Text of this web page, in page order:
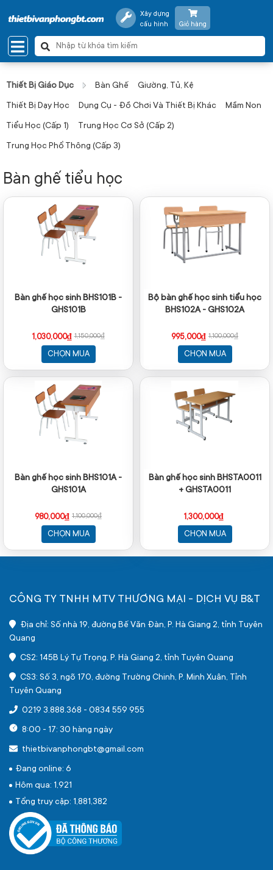
Xây dựng
cấu hình
Giỏ hàng
Thiết Bị Giáo Dục Bàn Ghế Giường, Tủ, Kệ
Thiết Bị Dạy Học Dụng Cụ - Đồ Chơi Và Thiết Bị Khác Mầm Non
Tiểu Học (Cấp 1) Trung Học Cơ Sở (Cấp 2)
Trung Học Phổ Thông (Cấp 3)
Bàn ghế tiểu học
Bàn ghế học sinh BHS101B -
GHS101B
1,030,000₫ 1,150,000₫
CHỌN MUA
Bộ bàn ghế học sinh tiểu học
BHS102A - GHS102A
995,000₫ 1,100,000₫
CHỌN MUA
Bàn ghế học sinh BHS101A -
GHS101A
980,000₫ 1,100,000₫
CHỌN MUA
Bàn ghế học sinh BHSTA0011
+ GHSTA0011
1,300,000₫
CHỌN MUA
CÔNG TY TNHH MTV THƯƠNG MẠI - DỊCH VỤ B&T
Địa chỉ: Số nhà 19, đường Bế Văn Đàn, P. Hà Giang 2, tỉnh Tuyên
Quang
CS2: 145B Lý Tự Trọng, P. Hà Giang 2, tỉnh Tuyên Quang
CS3: Số 3, ngõ 170, đường Trường Chinh, P. Minh Xuân, Tỉnh
Tuyên Quang
0219 3.888.368 - 0834 559 955
8:00 - 17: 30 hàng ngày
thietbivanphongbt@gmail.com
Đang online: 6
Hôm qua: 1,921
Tổng truy cập: 1,881,382